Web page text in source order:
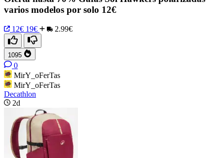
varios modelos por solo 12€
12€ 19€ 2.99€
1095
0
MirY_oFerTas
MirY_oFerTas
Decathlon
2d